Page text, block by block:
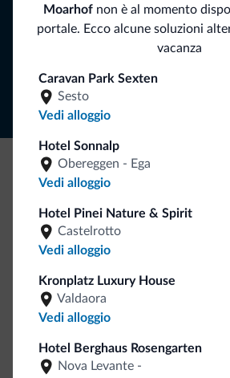
Moarhofnon è al momento
portale. Ecco alcune soluzioni
vacanza
Caravan Park Sexten
Sesto
Vedi alloggio
Hotel Sonnalp
Obereggen - Ega
Vedi alloggio
Hotel Pinei Nature & Spirit
Castelrotto
Vedi alloggio
Kronplatz Luxury House
Valdaora
Vedi alloggio
Hotel Berghaus Rosengarten
Nova Levante -
ISCRIVITI ALLA
Be Original, scopri la nuova
Ce l'avete chiesto in tanti. Ecco la
Dolomiti.it!